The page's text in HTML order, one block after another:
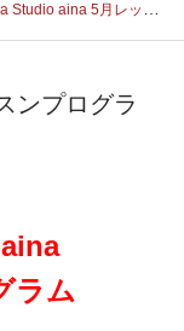
aina 5月レッスンプログラム
ンプログラ
ラム